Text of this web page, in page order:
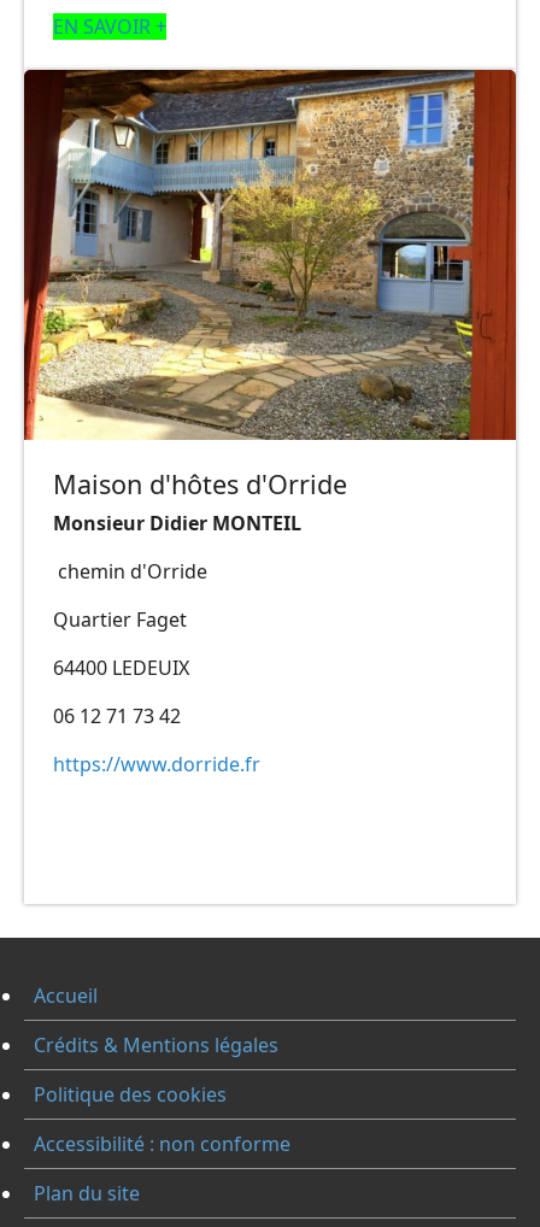
EN SAVOIR +
Maison d'hôtes d'Orride
Monsieur Didier MONTEIL
chemin d'Orride
Quartier Faget
64400 LEDEUIX
06 12 71 73 42
https://www.dorride.fr
Accueil
Crédits & Mentions légales
Politique des cookies
Accessibilité : non conforme
Plan du site